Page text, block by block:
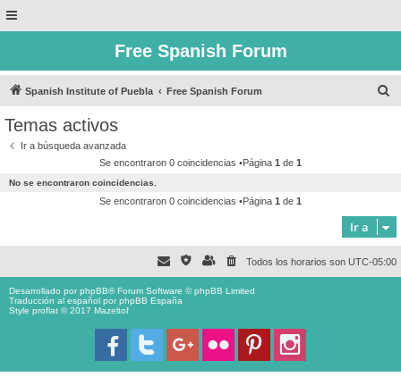
Free Spanish Forum
Spanish Institute of Puebla Free Spanish Forum
Temas activos
Ir a búsqueda avanzada
Se encontraron 0 coincidencias •Página 1 de 1
No se encontraron coincidencias.
Se encontraron 0 coincidencias •Página 1 de 1
Ir a
Todos los horarios son UTC-05:00
Desarrollado porphpBB® Forum Software © phpBB Limited
Traducción al español porphpBB España
Style proflat © 2017 Mazeltof